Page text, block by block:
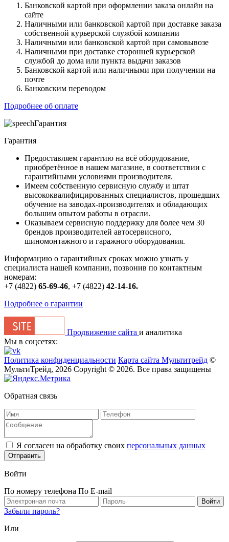
Банковской картой при оформлении заказа онлайн на
сайте
Наличными или банковской картой при доставке заказа
собственной курьерской службой компании
Наличными или банковской картой при самовывозе
Наличными при доставке сторонней курьерской
службой до дома или пункта выдачи заказов
Банковской картой или наличными при получении на
почте
Банковским переводом
Подробнее об оплате
Гарантия
Гарантия
Предоставляем гарантию на всё оборудование,
приобретённое в нашем магазине, в соответствии с
гарантийными условиями производителя.
Имеем собственную сервисную службу и штат
высококвалифицированных специалистов, прошедших
обучение на заводах-производителях и обладающих
большим опытом работы в отрасли.
Оказываем сервисную поддержку для более чем 30
брендов производителей автосервисного,
шиномонтажного и гаражного оборудования.
Информацию о гарантийных сроках можно узнать у
специалиста нашей компании, позвонив по контактным
номерам:
+7 (4822) 65-69-46, +7 (4822) 42-14-16.
Подробнее о гарантии
Продвижение сайта и аналитика
Мы в соцсетях:
Политика конфиденциальности Карта сайта Мультитрейд ©
МультиТрейд, 2026 Copyright © 2026. Все права защищены
Обратная связь
Я согласен на обработку своих персональных данных
Отправить
Войти
По номеру телефона По E-mail
Забыли пароль?
Или